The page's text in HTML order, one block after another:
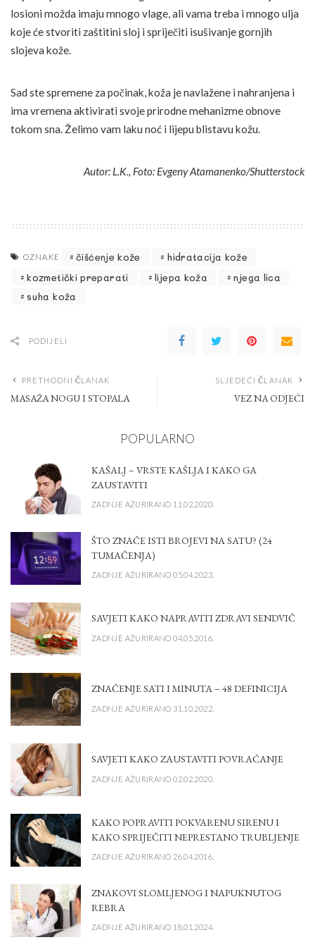
losioni možda imaju mnogo vlage, ali vama treba i mnogo ulja
koje će stvoriti zaštitini sloj i spriječiti isušivanje gornjih
slojeva kože.
Sad ste spremene za počinak, koža je navlažene i nahranjena i
ima vremena aktivirati svoje prirodne mehanizme obnove
tokom sna. Želimo vam laku noć i lijepu blistavu kožu.
Autor: L.K., Foto: Evgeny Atamanenko/Shutterstock
OZNAKE čišćenje kože
hidratacija kože
kozmetički preparati
lijepa koža
njega lica
suha koža
PODIJELI
PRETHODNI ČLANAK
MASAŽA NOGU I STOPALA
SLJEDEĆI ČLANAK
VEZ NA ODJEĆI
POPULARNO
KAŠALJ – VRSTE KAŠLJA I KAKO GA
ZAUSTAVITI
ZADNJE AŽURIRANO 11.02.2020.
ŠTO ZNAČE ISTI BROJEVI NA SATU? (24
TUMAČENJA)
ZADNJE AŽURIRANO 05.04.2023.
SAVJETI KAKO NAPRAVITI ZDRAVI SENDVIČ
ZADNJE AŽURIRANO 04.05.2016.
ZNAČENJE SATI I MINUTA – 48 DEFINICIJA
ZADNJE AŽURIRANO 31.10.2022.
SAVJETI KAKO ZAUSTAVITI POVRAĆANJE
ZADNJE AŽURIRANO 02.02.2020.
KAKO POPRAVITI POKVARENU SIRENU I
KAKO SPRIJEČITI NEPRESTANO TRUBLJENJE
ZADNJE AŽURIRANO 26.04.2016.
ZNAKOVI SLOMLJENOG I NAPUKNUTOG
REBRA
ZADNJE AŽURIRANO 18.01.2024.